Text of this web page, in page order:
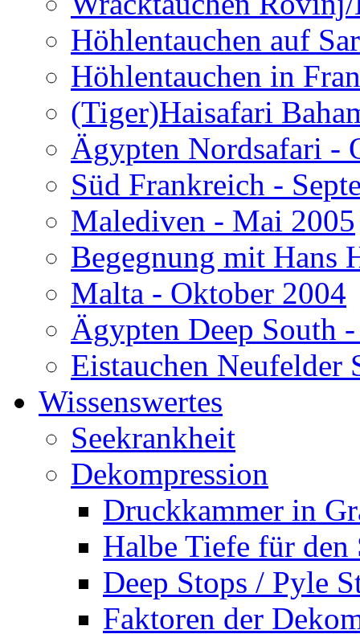
Höhlentauchen auf
Höhlentauchen in
(Tiger)Haisafari
Ägypten Nordsafari -
Süd Frankreich -
Malediven - Mai 2005
Begegnung mit Hans
Malta - Oktober 2004
Ägypten Deep South
Eistauchen Neufelder
Wissenswertes
Seekrankheit
Dekompression
Druckkammer in
Halbe Tiefe für den
Deep Stops / Pyle
Faktoren der